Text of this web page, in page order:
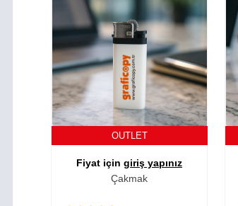
OUTLET
Fiyat için giriş yapınız
Çakmak